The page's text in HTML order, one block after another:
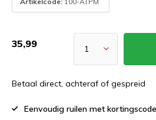
35,99
Betaal direct, achteraf of gespreid
Eenvoudig ruilen met